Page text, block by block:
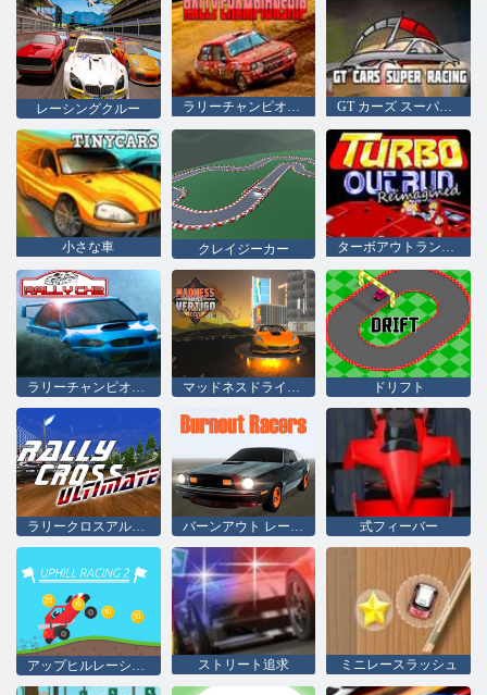
レーシングクルー ラリーチャンピオンシップ GT カーズ スーパー レーシング
小さな車 クレイジーカー ターボアウトランの再考
ラリーチャンピオンシップ2 マッドネスドライバー ヴァーティゴシティ ドリフト
式フィーバー
アップヒルレーシング2 ストリート追求 ミニレースラッシュ